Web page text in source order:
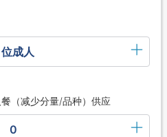
成人
（减少分量/品种）供应
0